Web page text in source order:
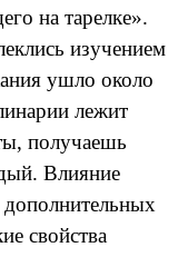
на тарелке».
изучением
ушло около
лежит
получаешь
Влияние
свойства